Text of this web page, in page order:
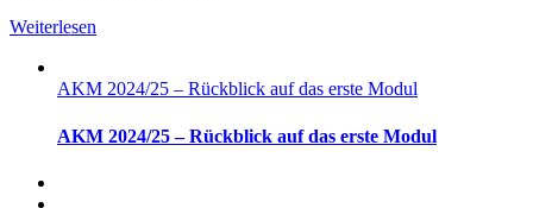
Weiterlesen
AKM 2024/25 – Rückblick auf das erste Modul
AKM 2024/25 – Rückblick auf das erste Modul